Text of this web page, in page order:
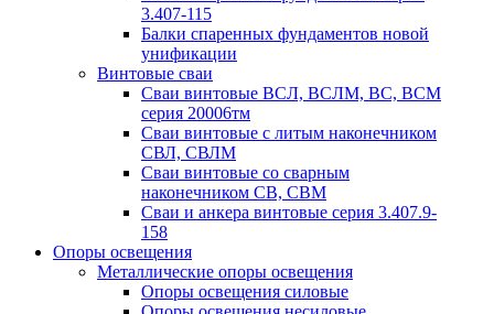
3.407-115
Балки спаренных фундаментов новой
унификации
Винтовые сваи
Сваи винтовые ВСЛ, ВСЛМ, ВС, ВСМ
серия 20006тм
Сваи винтовые с литым наконечником
СВЛ, СВЛМ
Сваи винтовые со сварным
наконечником СВ, СВМ
Сваи и анкера винтовые серия 3.407.9-
158
Опоры освещения
Металлические опоры освещения
Опоры освещения силовые